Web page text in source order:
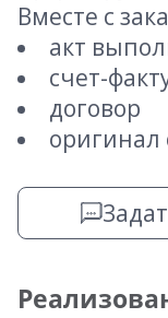
Вместе с
акт
счет-
договор
оригинал